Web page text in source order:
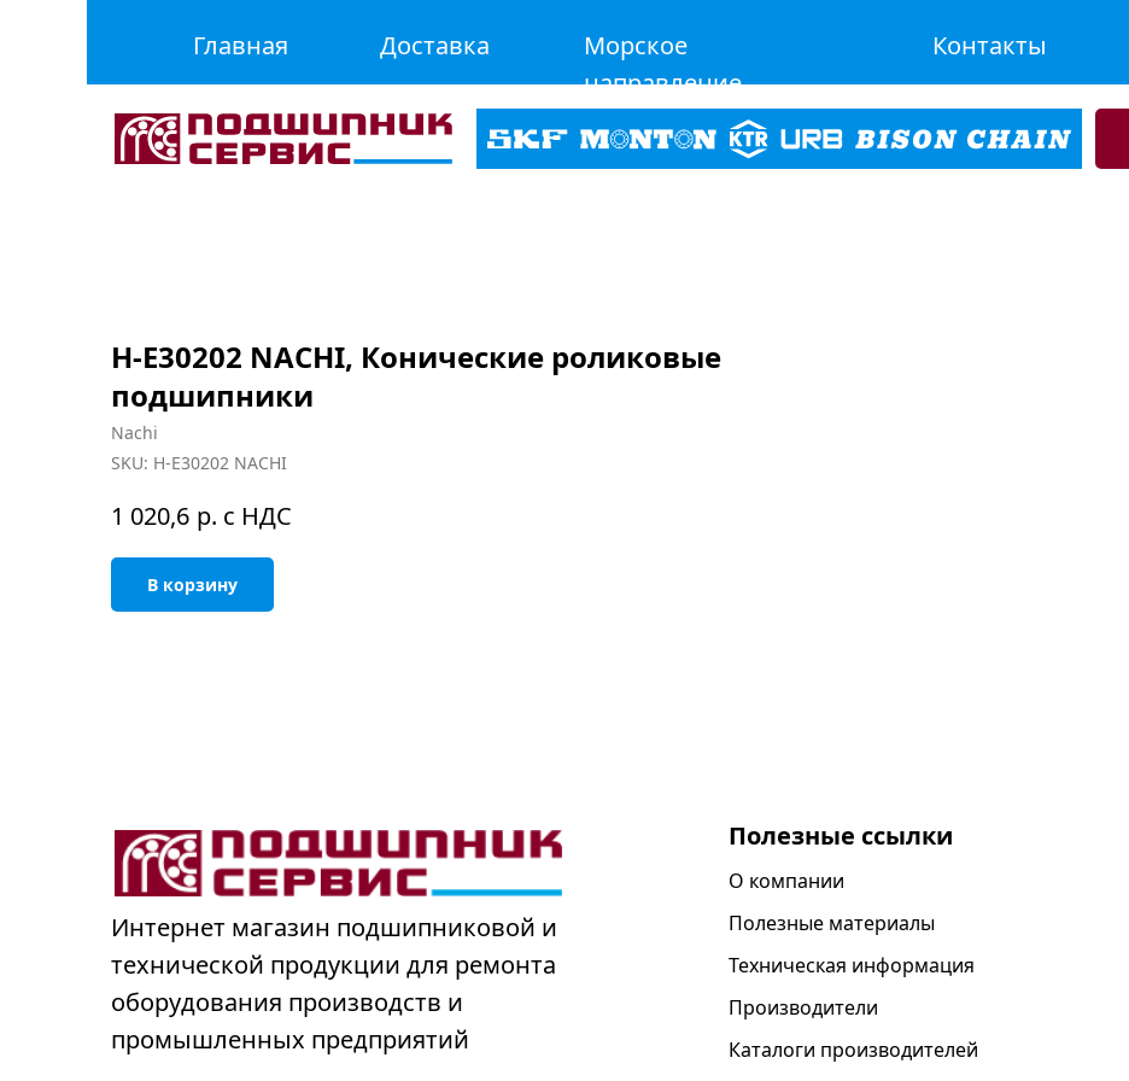
Главная Доставка
Морское
направление
Контакты
H-E30202 NACHI, Конические роликовые
подшипники
Nachi
SKU: H-E30202 NACHI
1 020,6 р. с НДС
В корзину
Интернет магазин подшипниковой и
технической продукции для ремонта
оборудования производств и
промышленных предприятий
Полезные ссылки
О компании
Полезные материалы
Техническая информация
Производители
Каталоги производителей